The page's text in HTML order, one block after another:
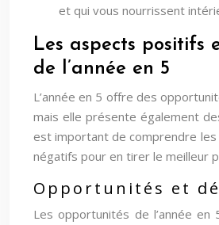
et qui vous nourrissent
Les aspects positifs
de l’année en 5
L’année en 5 offre des
mais elle présente également
est important de comprendre
négatifs pour en tirer le meilleur
Opportunités et
Les opportunités de l’année en